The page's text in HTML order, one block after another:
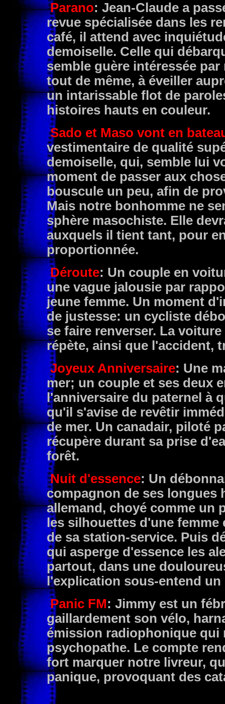
Parano: Jean-Claude a
revue spécialisée dans les
café, il attend avec
demoiselle. Celle qui
semble guère intéressée
tout de même, à éveiller
un intarissable flot de
histoires hauts en couleur.
Sado et Maso vont en
vestimentaire de qualité
demoiselle, qui, semble lui
moment de passer aux
bouscule un peu, afin de
Mais notre bonhomme ne
sphère masochiste. Elle
auxquels il tient tant, pour
proportionnée.
Déroute: Un couple en
une vague jalousie par
jeune femme. Un moment
de justesse: un cycliste
se faire renverser. La
répète, ainsi que l'accident,
Joyeux Anniversaire: Une
mer; un couple et ses deux
l'anniversaire du paternel à
qu'il s'avise de revêtir
de mer. Un canadair, piloté
récupère durant sa prise
forêt.
Nuit d'essence: Un
compagnon de ses longues
allemand, choyé comme un
les silhouettes d'une
de sa station-service. Puis
qui asperge d'essence les
partout, dans une
l'explication sous-entend
Panic FM: Jimmy est un
gaillardement son vélo,
émission radiophonique
psychopathe. Le compte
fort marquer notre livreur,
panique, provoquant des